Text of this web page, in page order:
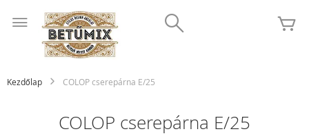
tartalomhoz
Kezdőlap COLOP cserepárna E/25
COLOP cserepárna E/25